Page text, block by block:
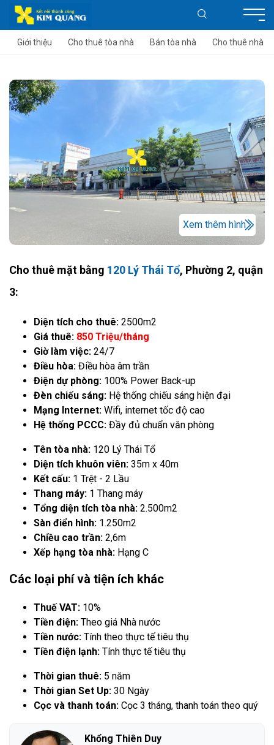
Giới thiệu Cho thuê tòa nhà Bán tòa nhà Cho thuê nhà
Xem thêm hình
Cho thuê mặt bằng 120 Lý Thái Tổ, Phường 2, quận
3:
Diện tích cho thuê: 2500m2
Giá thuê: 850 Triệu/tháng
Giờ làm việc: 24/7
Điều hòa: Điều hòa âm trần
Điện dự phòng: 100% Power Back-up
Đèn chiếu sáng: Hệ thống chiếu sáng hiện đại
Mạng Internet: Wifi, internet tốc độ cao
Hệ thống PCCC: Đầy đủ chuẩn văn phòng
Tên tòa nhà: 120 Lý Thái Tổ
Diện tích khuôn viên: 35m x 40m
Kết cấu: 1 Trệt - 2 Lầu
Thang máy: 1 Thang máy
Tổng diện tích tòa nhà: 2.500m2
Sàn điển hình: 1.250m2
Chiều cao trần: 2,6m
Xếp hạng tòa nhà: Hạng C
Các loại phí và tiện ích khác
Thuế VAT: 10%
Tiền điện: Theo giá Nhà nước
Tiền nước: Tính theo thực tế tiêu thụ
Tiền điện lạnh: Tính thực tế tiêu thụ
Thời gian thuê: 5 năm
Thời gian Set Up: 30 Ngày
Cọc và thanh toán: Cọc 3 tháng, thanh toán theo quý
Khổng Thiên Duy